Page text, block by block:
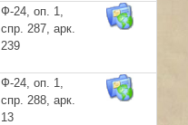
Ф-24, оп. 1,
спр. 287, арк.
239
Ф-24, оп. 1,
спр. 288, арк.
13